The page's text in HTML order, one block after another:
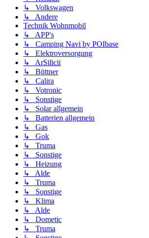
↳ Volkswagen
↳ Andere
Technik Wohnmobil
↳ APP's
↳ Camping Navi by POIbase
↳ Elektroversorgung
↳ ArSilicii
↳ Büttner
↳ Calira
↳ Votronic
↳ Sonstige
↳ Solar allgemein
↳ Batterien allgemein
↳ Gas
↳ Gok
↳ Truma
↳ Sonstige
↳ Heizung
↳ Alde
↳ Truma
↳ Sonstige
↳ Klima
↳ Alde
↳ Dometic
↳ Truma